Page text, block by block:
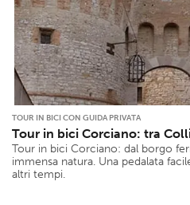
TOUR IN BICI CON GUIDA PRIVATA
Tour in bici Corciano: tra
Tour in bici Corciano: dal borgo
immensa natura. Una pedalata
altri tempi.